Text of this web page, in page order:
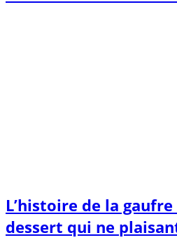
L’histoire de la
dessert qui ne